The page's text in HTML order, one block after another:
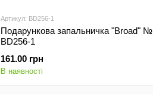
Артикул: BD256-1
Подарункова запальничка "Broad" №
BD256-1
161.00 грн
В наявності